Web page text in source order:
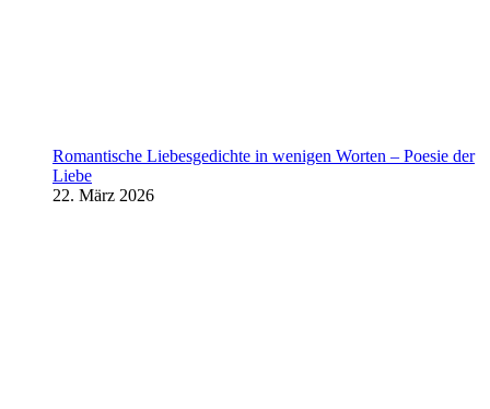
Romantische Liebesgedichte in wenigen Worten – Poesie der
Liebe
22. März 2026